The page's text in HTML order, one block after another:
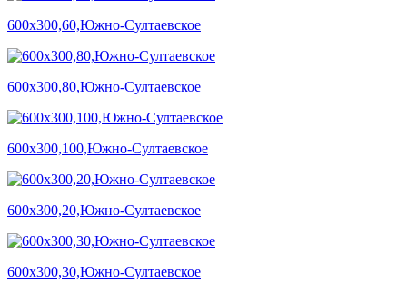
600х300,60,Южно-Султаевское
600х300,80,Южно-Султаевское
600х300,100,Южно-Султаевское
600х300,20,Южно-Султаевское
600х300,30,Южно-Султаевское